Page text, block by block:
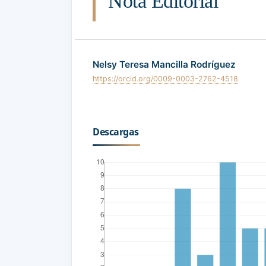
Nelsy Teresa Mancilla Rodríguez
https://orcid.org/0009-0003-2762-4518
Descargas